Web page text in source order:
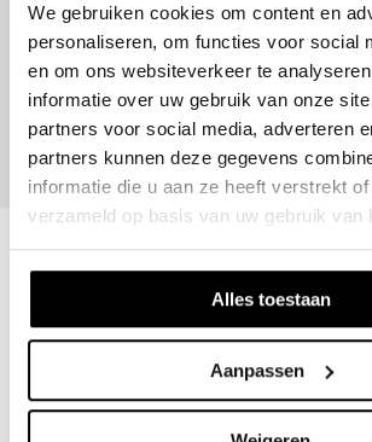
We gebruiken cookies om content en
personaliseren, om functies voor social
en om ons websiteverkeer te
informatie over uw gebruik van onze
partners voor social media, adverteren
partners kunnen deze gegevens
informatie die u aan ze heeft verstrekt
verzameld op basis van uw gebruik van
Alles toestaan
Aanpassen
verliep eveneens volgens plan, maar na 5
figuurlijke “man met de hamer”. Was het
idee. Maar de benen werkten plots niet
Ronald eindigde na 5u 29 min op een 12e
leeftijdscategorie. Wij zijn in ieder geval
3500 Hasselt - Belgie